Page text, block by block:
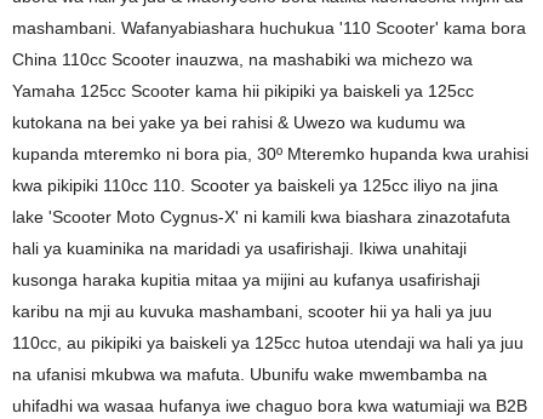
mashambani. Wafanyabiashara huchukua '110 Scooter' kama bora
China 110cc Scooter inauzwa, na mashabiki wa michezo wa
Yamaha 125cc Scooter kama hii pikipiki ya baiskeli ya 125cc
kutokana na bei yake ya bei rahisi & Uwezo wa kudumu wa
kupanda mteremko ni bora pia, 30º Mteremko hupanda kwa urahisi
kwa pikipiki 110cc 110. Scooter ya baiskeli ya 125cc iliyo na jina
lake 'Scooter Moto Cygnus-X' ni kamili kwa biashara zinazotafuta
hali ya kuaminika na maridadi ya usafirishaji. Ikiwa unahitaji
kusonga haraka kupitia mitaa ya mijini au kufanya usafirishaji
karibu na mji au kuvuka mashambani, scooter hii ya hali ya juu
110cc, au pikipiki ya baiskeli ya 125cc hutoa utendaji wa hali ya juu
na ufanisi mkubwa wa mafuta. Ubunifu wake mwembamba na
uhifadhi wa wasaa hufanya iwe chaguo bora kwa watumiaji wa B2B